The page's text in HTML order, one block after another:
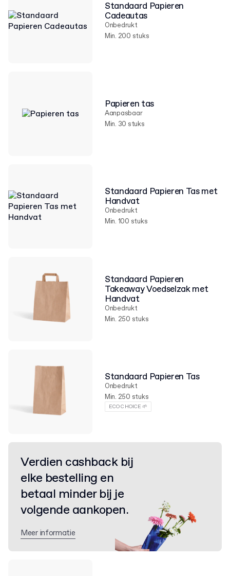
Standaard Papieren
Cadeautas
Onbedrukt
Min. 200 stuks
Papieren tas
Aanpasbaar
Min. 30 stuks
Standaard Papieren Tas met
Handvat
Onbedrukt
Min. 100 stuks
Standaard Papieren
Takeaway Voedselzak met
Handvat
Onbedrukt
Min. 250 stuks
Standaard Papieren Tas
Onbedrukt
Min. 250 stuks
ECO CHOICE 🌱
Verdien cashback bij
elke bestelling en
betaal minder bij je
volgende aankopen.
Meer informatie